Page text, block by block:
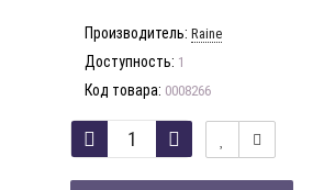
Производитель: Raine
Доступность: 1
Код товара: 0008266